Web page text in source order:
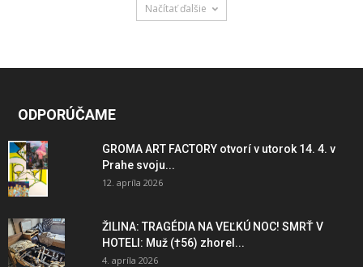
Načítať ďalšie
ODPORÚČAME
GROMA ART FACTORY otvorí v utorok 14. 4. v
Prahe svoju...
12. apríla 2026
ŽILINA: TRAGÉDIA NA VEĽKÚ NOC! SMRŤ V
HOTELI: Muž (†56) zhorel...
4. apríla 2026